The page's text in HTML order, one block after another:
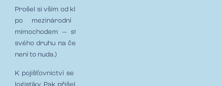
Prošel si vším od klasického brokingu přes finanční rizika až
po mezinárodní programy a komplexní škody. A
mimochodem — stál i u vzniku první kaptivní pojišťovny
svého druhu na českém trhu. (Ano, i tohle se u nás děje. Ne,
není to nuda.)
K pojišťovnictví se přitom nedostal přímo. Původně mířil do